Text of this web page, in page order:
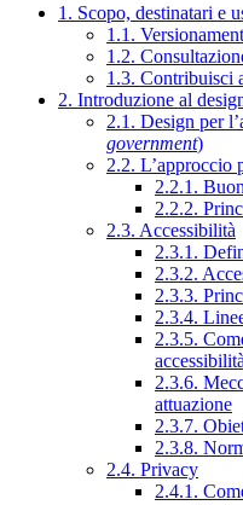
1. Scopo, destinatari e
1.1.
1.2.
1.3. Contribuisci
2. Introduzione al
2.1. Design per
government)
2.2. L’approccio
2.2.1.
2.2.2.
2.3. Accessibilità
2.3.1.
2.3.2.
2.3.3.
2.3.4.
2.3.5.
accessibilità
2.3.6.
attuazione
2.3.7.
2.3.8.
2.4. Privacy
2.4.1.